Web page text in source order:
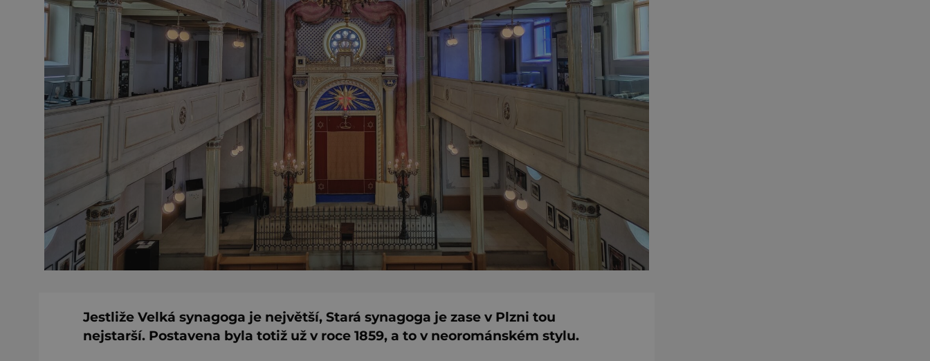
Jestliže Velká synagoga je největší, Stará synagoga je zase v Plzni tou
nejstarší. Postavena byla totiž už v roce 1859, a to v neorománském stylu.